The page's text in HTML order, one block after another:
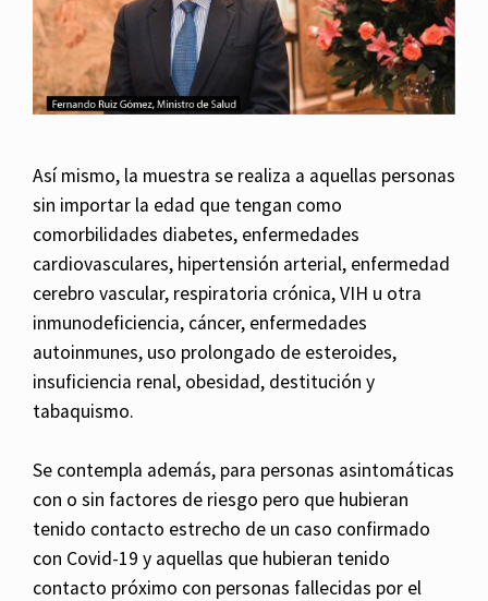
Así mismo, la muestra se realiza a aquellas personas
sin importar la edad que tengan como
comorbilidades diabetes, enfermedades
cardiovasculares, hipertensión arterial, enfermedad
cerebro vascular, respiratoria crónica, VIH u otra
inmunodeficiencia, cáncer, enfermedades
autoinmunes, uso prolongado de esteroides,
insuficiencia renal, obesidad, destitución y
tabaquismo.
Se contempla además, para personas asintomáticas
con o sin factores de riesgo pero que hubieran
tenido contacto estrecho de un caso confirmado
con Covid-19 y aquellas que hubieran tenido
contacto próximo con personas fallecidas por el